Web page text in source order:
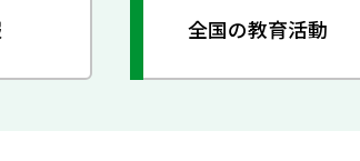
全国の教育活動